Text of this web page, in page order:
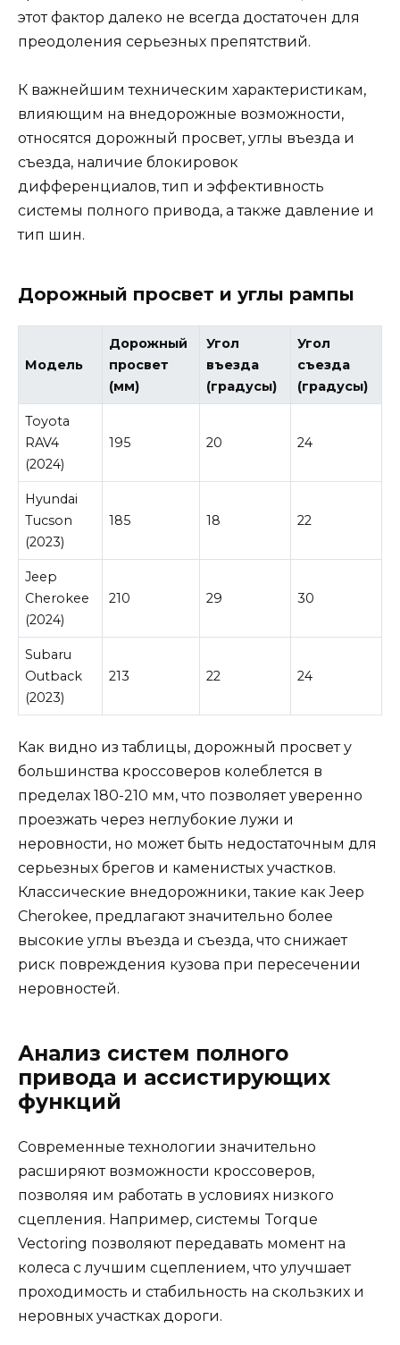
этот фактор далеко не всегда достаточен для
преодоления серьезных препятствий.
К важнейшим техническим характеристикам,
влияющим на внедорожные возможности,
относятся дорожный просвет, углы въезда и
съезда, наличие блокировок
дифференциалов, тип и эффективность
системы полного привода, а также давление и
тип шин.
Дорожный просвет и углы рампы
Модель
Дорожный
просвет
(мм)
Угол
въезда
(градусы)
Угол
съезда
(градусы)
Toyota
RAV4
(2024)
195 20 24
Hyundai
Tucson
(2023)
185 18 22
Jeep
Cherokee
(2024)
210 29 30
Subaru
Outback
(2023)
213 22 24
Как видно из таблицы, дорожный просвет у
большинства кроссоверов колеблется в
пределах 180-210 мм, что позволяет уверенно
проезжать через неглубокие лужи и
неровности, но может быть недостаточным для
серьезных брегов и каменистых участков.
Классические внедорожники, такие как Jeep
Cherokee, предлагают значительно более
высокие углы въезда и съезда, что снижает
риск повреждения кузова при пересечении
неровностей.
Анализ систем полного
привода и ассистирующих
функций
Современные технологии значительно
расширяют возможности кроссоверов,
позволяя им работать в условиях низкого
сцепления. Например, системы Torque
Vectoring позволяют передавать момент на
колеса с лучшим сцеплением, что улучшает
проходимость и стабильность на скользких и
неровных участках дороги.